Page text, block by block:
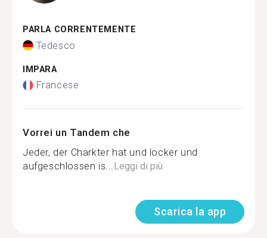
PARLA CORRENTEMENTE
Tedesco
IMPARA
Francese
Vorrei un Tandem che
Jeder, der Charkter hat und locker und
aufgeschlossen is...Leggi di più
Scarica la app